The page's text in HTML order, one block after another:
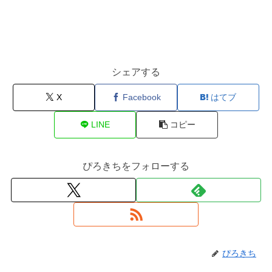
シェアする
X Facebook はてブ
LINE コピー
ぴろきちをフォローする
ぴろきち